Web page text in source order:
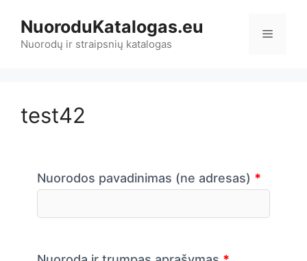
turinio
NuoroduKatalogas.eu
Nuorodų ir straipsnių katalogas
Meniu
test42
Nuorodos pavadinimas (ne adresas) *